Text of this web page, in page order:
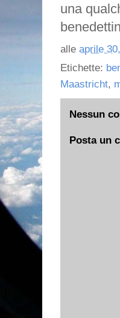
una
alle aprile
Etichette:
Maastricht,
Nessun
Posta un